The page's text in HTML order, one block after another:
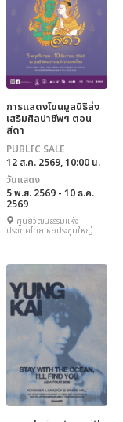
การแสดงโขนมูลนิธิส่ง
เสริมศิลปาชีพฯ ตอน
สีดา
PUBLIC SALE
12 ส.ค. 2569, 10:00 น.
วันแสดง
5 พ.ย. 2569 - 10 ธ.ค.
2569
ศูนย์วัฒนธรรมแห่ง
ประเทศไทย หอประชุมใหญ่